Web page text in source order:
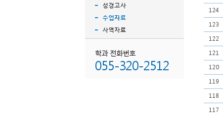
성경고사
수업자료
사역자료
학과 전화번호
055-320-2512
124
123
122
121
120
119
118
117